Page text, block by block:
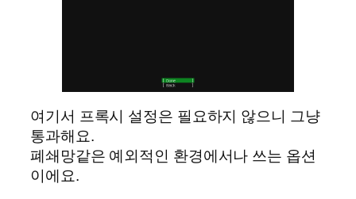
여기서 프록시 설정은 필요하지 않으니 그냥
통과해요.
폐쇄망같은 예외적인 환경에서나 쓰는 옵션
이에요.